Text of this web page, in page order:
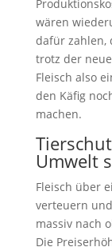
wären
dafür zahlen,
trotz der
Fleisch also
den Käfig
machen.
Umwelt
Fleisch über
verteuern
massiv nach
Die